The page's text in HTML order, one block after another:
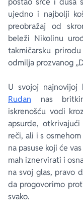
ujedno i najbolji
preobražaj od
beleži Nikolinu
takmičarsku
odmilja prozvanog
U svojoj najnovijoj
Rudan nas
iskrenošću vodi
apsurde,
reči, ali i s
na pasuse koji će
mah iznervirati i
na svoj glas, pravo
da progovorimo
svako.